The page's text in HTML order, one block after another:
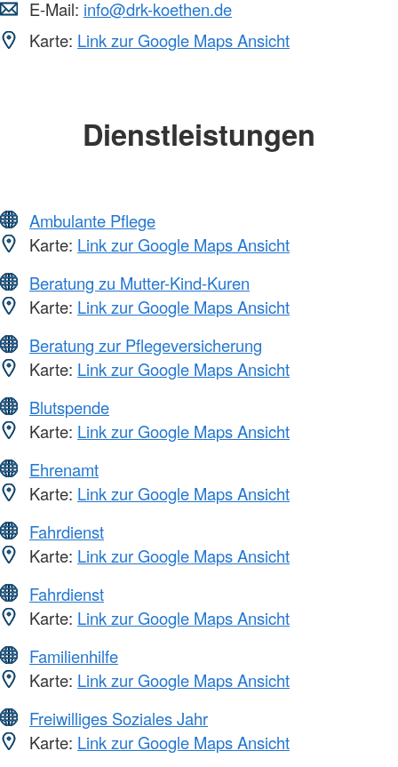
E-Mail: info@drk-koethen.de
Karte: Link zur Google Maps Ansicht
Dienstleistungen
Ambulante Pflege
Karte: Link zur Google Maps Ansicht
Beratung zu Mutter-Kind-Kuren
Karte: Link zur Google Maps Ansicht
Beratung zur Pflegeversicherung
Karte: Link zur Google Maps Ansicht
Blutspende
Karte: Link zur Google Maps Ansicht
Ehrenamt
Karte: Link zur Google Maps Ansicht
Fahrdienst
Karte: Link zur Google Maps Ansicht
Fahrdienst
Karte: Link zur Google Maps Ansicht
Familienhilfe
Karte: Link zur Google Maps Ansicht
Freiwilliges Soziales Jahr
Karte: Link zur Google Maps Ansicht